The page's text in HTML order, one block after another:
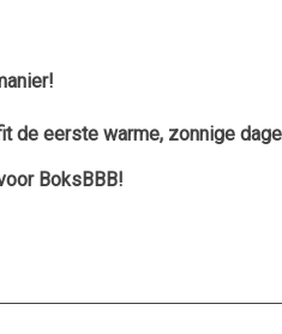
de eerste warme, zonnige
BoksBBB!